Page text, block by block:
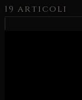
19 articoli